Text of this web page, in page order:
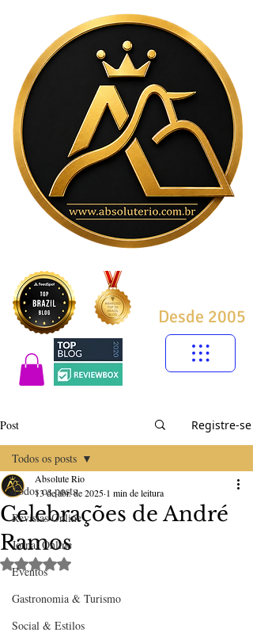
Desde 2005
Post Registre-se
Todos os posts
Revistas Online
Jornal Online
Eventos
Gastronomia & Turismo
Social & Estilos
Todos os posts
Celebrações de André
Ramos
Absolute Rio
13 de abr. de 2025 1 min de leitura
Avaliado com NaN de 5 estrelas.